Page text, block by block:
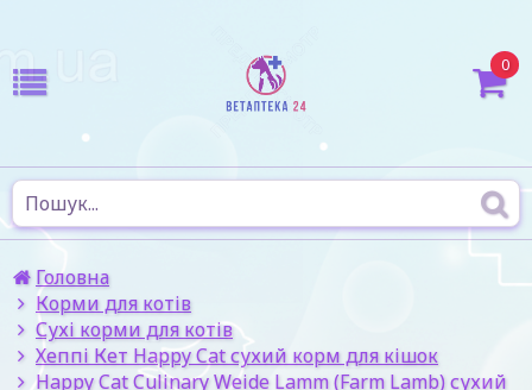
0
Головна
Корми для котів
Сухі корми для котів
Хеппі Кет Happy Cat сухий корм для кішок
Happy Cat Culinary Weide Lamm (Farm Lamb) сухий